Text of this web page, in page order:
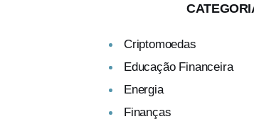
Criptomoedas
Educação Financeira
Energia
Finanças